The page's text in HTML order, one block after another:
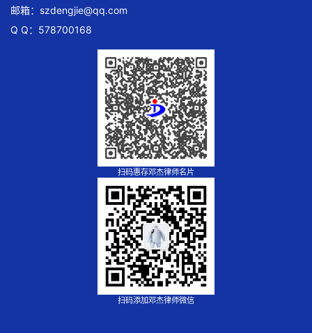
邮箱： szdengjie@qq.com
Q Q：578700168
扫码惠存邓杰律师名片
扫码添加邓杰律师微信